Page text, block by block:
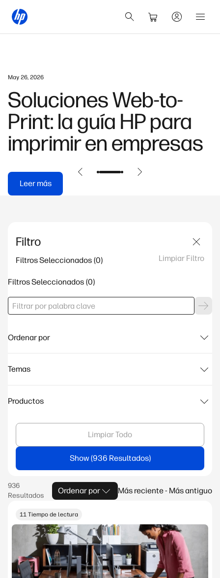
May 26, 2026
Soluciones Web-to-
Print: la guía HP para
imprimir en empresas
Leer más
Filtro
Filtros Seleccionados Limpiar Filtro
Filtros Seleccionados
Ordenar por
Temas
Productos
Limpiar Todo
Show
Ordenar por Más reciente - Más antiguo
11 Tiempo de lectura